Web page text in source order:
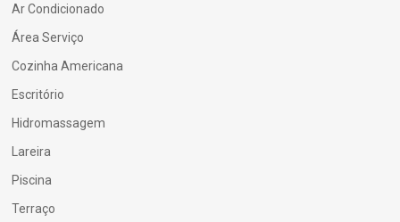
Ar Condicionado
Área Serviço
Cozinha Americana
Escritório
Hidromassagem
Lareira
Piscina
Terraço